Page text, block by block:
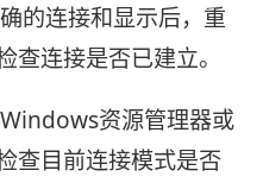
的连接和显示后，重
查连接是否已建立。
资源管理器或
查目前连接模式是否